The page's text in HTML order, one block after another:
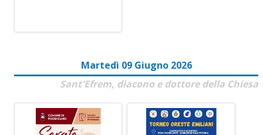
Martedì 09 Giugno 2026
Sant'Efrem, diacono e dottore della Chiesa